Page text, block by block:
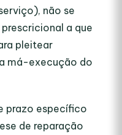
não se
a que
pleitear
má-execução do
prazo específico
de reparação